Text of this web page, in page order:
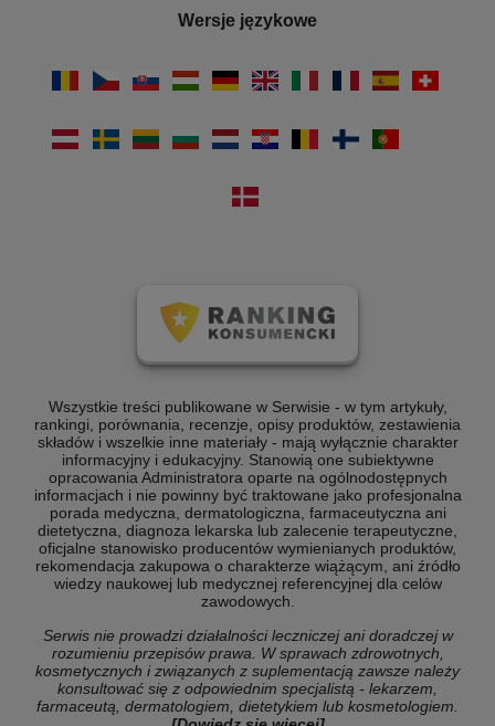
Wersje językowe
Wszystkie treści publikowane w Serwisie - w tym artykuły,
rankingi, porównania, recenzje, opisy produktów, zestawienia
składów i wszelkie inne materiały - mają wyłącznie charakter
informacyjny i edukacyjny. Stanowią one subiektywne
opracowania Administratora oparte na ogólnodostępnych
informacjach i nie powinny być traktowane jako profesjonalna
porada medyczna, dermatologiczna, farmaceutyczna ani
dietetyczna, diagnoza lekarska lub zalecenie terapeutyczne,
oficjalne stanowisko producentów wymienianych produktów,
rekomendacja zakupowa o charakterze wiążącym, ani źródło
wiedzy naukowej lub medycznej referencyjnej dla celów
zawodowych.
Serwis nie prowadzi działalności leczniczej ani doradczej w
rozumieniu przepisów prawa. W sprawach zdrowotnych,
kosmetycznych i związanych z suplementacją zawsze należy
konsultować się z odpowiednim specjalistą - lekarzem,
farmaceutą, dermatologiem, dietetykiem lub kosmetologiem.